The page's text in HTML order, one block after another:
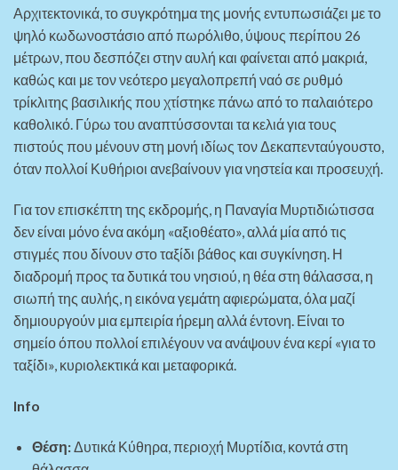
Αρχιτεκτονικά, το συγκρότημα της μονής εντυπωσιάζει με το
ψηλό κωδωνοστάσιο από πωρόλιθο, ύψους περίπου 26
μέτρων, που δεσπόζει στην αυλή και φαίνεται από μακριά,
καθώς και με τον νεότερο μεγαλοπρεπή ναό σε ρυθμό
τρίκλιτης βασιλικής που χτίστηκε πάνω από το παλαιότερο
καθολικό. Γύρω του αναπτύσσονται τα κελιά για τους
πιστούς που μένουν στη μονή ιδίως τον Δεκαπενταύγουστο,
όταν πολλοί Κυθήριοι ανεβαίνουν για νηστεία και προσευχή.
Για τον επισκέπτη της εκδρομής, η Παναγία Μυρτιδιώτισσα
δεν είναι μόνο ένα ακόμη «αξιοθέατο», αλλά μία από τις
στιγμές που δίνουν στο ταξίδι βάθος και συγκίνηση. Η
διαδρομή προς τα δυτικά του νησιού, η θέα στη θάλασσα, η
σιωπή της αυλής, η εικόνα γεμάτη αφιερώματα, όλα μαζί
δημιουργούν μια εμπειρία ήρεμη αλλά έντονη. Είναι το
σημείο όπου πολλοί επιλέγουν να ανάψουν ένα κερί «για το
ταξίδι», κυριολεκτικά και μεταφορικά.
Info
Θέση:Δυτικά Κύθηρα, περιοχή Μυρτίδια, κοντά στη